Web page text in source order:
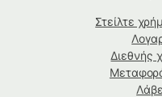
Στείλτε
Διεθνής